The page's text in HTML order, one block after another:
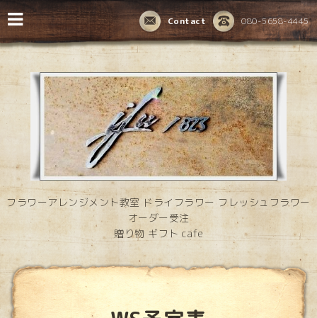
080-5658-4445
Contact
フラワーアレンジメント教室 ドライフラワー フレッシュフラワー
オーダー受注
贈り物 ギフト cafe